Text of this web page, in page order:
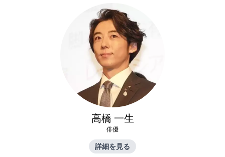
高橋 一生
俳優
詳細を見る